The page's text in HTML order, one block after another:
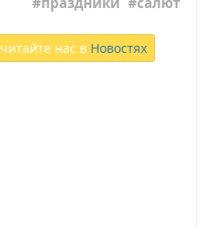
читайте нас в Новостях